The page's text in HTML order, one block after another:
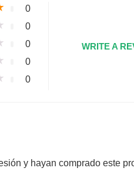
0
0
0
0
0
WRITE A
y hayan comprado este